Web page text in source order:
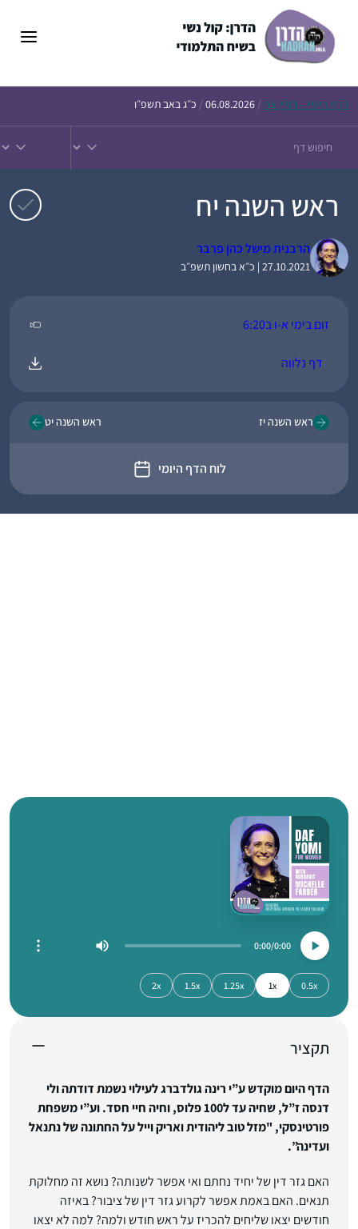
הדף היומי – חולין צח /
06.08.2026
/ כ״ג באב תשפ״ו
ראש השנה יח
הרבנית מישל כהן פרבר
27.10.2021 | כ״א בחשון תשפ״ב
זום בימי א-ו ב6:20
דף נלווה
ראש השנה יז
לוח הדף היומי
ראש השנה יט
0:00
0:00
0.5x
1x
1.25x
1.5x
2x
תקציר
הדף היום מוקדש ע”י רינה גולדברג לעילוי נשמת דודתה ולי
דנסה ז”ל, שחיה עד ל100 פלוס, וחיה חיי חסד.
וע”י משפחת
פורטינסקי, "מזל טוב ליהודית ואריק וייל על החתונה של נתנאל
ועדינה”.
האם גזר דין של יחיד נחתם ואי אפשר לשנותה? נושא זה מחלוקת
תנאים. האם באמת אפשר לקרוע גזר דין של ציבור? באיזה
חודשים יצאו שליחים להכריז על ראש חודש ולמה? למה לא יצאו